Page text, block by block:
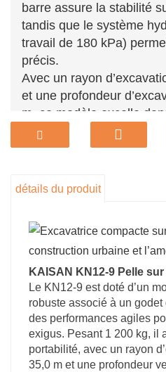
barre assure la stabilité
tandis que le système
travail de 180 kPa)
précis.
Avec un rayon
et une profondeur
m, ce modèle excelle
restreints et les projets
dimensions clés
mm, améliorant la
que la valve de
assurant une fiabilité à
Idéal pour la
l’aménagement
compacité, puissance et
Shandong Kaisan
à des normes
un équilibre entre
pour les environnements
détails du produit
KAISAN KN12-9 Pelle
Le KN12-9 est doté d’un
robuste associé à un
des performances agiles
exigus. Pesant 1 200 kg, il
portabilité, avec un rayon
35,0 m et une profondeur